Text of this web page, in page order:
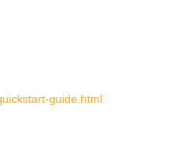
guide.html